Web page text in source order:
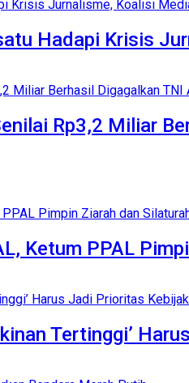
Hadapi Krisis
Rp3,2 Miliar
Ketum PPAL
Tertinggi’